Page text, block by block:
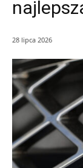
28 lipca 2026